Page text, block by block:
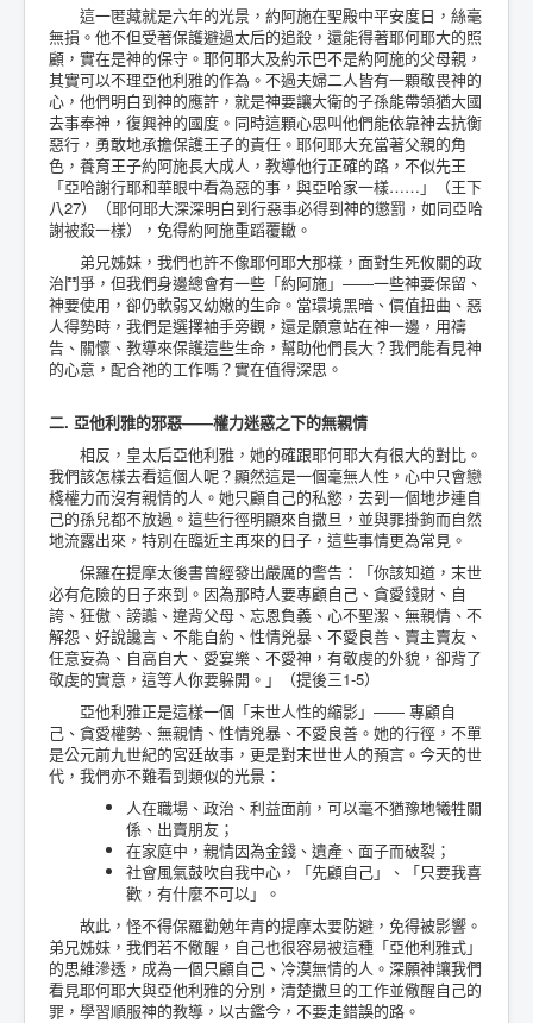
這一匿藏就是六年的光景，約阿施在聖殿中平安度日，絲毫
無損。他不但受著保護避過太后的追殺，還能得著耶何耶大的照
顧，實在是神的保守。耶何耶大及約示巴不是約阿施的父母親，
其實可以不理亞他利雅的作為。不過夫婦二人皆有一顆敬畏神的
心，他們明白到神的應許，就是神要讓大衛的子孫能帶領猶大國
去事奉神，復興神的國度。同時這顆心思叫他們能依靠神去抗衡
惡行，勇敢地承擔保護王子的責任。耶何耶大充當著父親的角
色，養育王子約阿施長大成人，教導他行正確的路，不似先王
「亞哈謝行耶和華眼中看為惡的事，與亞哈家一樣……」（王下
八27）（耶何耶大深深明白到行惡事必得到神的懲罰，如同亞哈
謝被殺一樣），免得約阿施重蹈覆轍。
弟兄姊妹，我們也許不像耶何耶大那樣，面對生死攸關的政
治鬥爭，但我們身邊總會有一些「約阿施」——一些神要保留、
神要使用，卻仍軟弱又幼嫩的生命。當環境黑暗、價值扭曲、惡
人得勢時，我們是選擇袖手旁觀，還是願意站在神一邊，用禱
告、關懷、教導來保護這些生命，幫助他們長大？我們能看見神
的心意，配合祂的工作嗎？實在值得深思。
二. 亞他利雅的邪惡——權力迷惑之下的無親情
相反，皇太后亞他利雅，她的確跟耶何耶大有很大的對比。
我們該怎樣去看這個人呢？顯然這是一個毫無人性，心中只會戀
棧權力而沒有親情的人。她只顧自己的私慾，去到一個地步連自
己的孫兒都不放過。這些行徑明顯來自撒旦，並與罪掛鉤而自然
地流露出來，特別在臨近主再來的日子，這些事情更為常見。
保羅在提摩太後書曾經發出嚴厲的警告：「你該知道，末世
必有危險的日子來到。因為那時人要專顧自己、貪愛錢財、自
誇、狂傲、謗讟、違背父母、忘恩負義、心不聖潔、無親情、不
解怨、好說讒言、不能自約、性情兇暴、不愛良善、賣主賣友、
任意妄為、自高自大、愛宴樂、不愛神，有敬虔的外貌，卻背了
敬虔的實意，這等人你要躲開。」（提後三1-5）
亞他利雅正是這樣一個「末世人性的縮影」—— 專顧自
己、貪愛權勢、無親情、性情兇暴、不愛良善。她的行徑，不單
是公元前九世紀的宮廷故事，更是對末世世人的預言。今天的世
代，我們亦不難看到類似的光景：
人在職場、政治、利益面前，可以毫不猶豫地犧牲關
係、出賣朋友；
在家庭中，親情因為金錢、遺產、面子而破裂；
社會風氣鼓吹自我中心，「先顧自己」、「只要我喜
歡，有什麼不可以」。
故此，怪不得保羅勸勉年青的提摩太要防避，免得被影響。
弟兄姊妹，我們若不儆醒，自己也很容易被這種「亞他利雅式」
的思維滲透，成為一個只顧自己、冷漠無情的人。深願神讓我們
看見耶何耶大與亞他利雅的分別，清楚撒旦的工作並儆醒自己的
罪，學習順服神的教導，以古鑑今，不要走錯誤的路。